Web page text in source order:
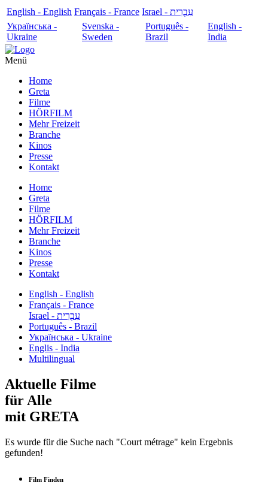
English - English Français - France
עִבְרִית - Israel
Українська -
Ukraine
Svenska -
Sweden
Português -
Brazil
English -
India
Menü
Home
Greta
Filme
HÖRFILM
Mehr Freizeit
Branche
Kinos
Presse
Kontakt
Home
Greta
Filme
HÖRFILM
Mehr Freizeit
Branche
Kinos
Presse
Kontakt
English - English
Français - France
עִבְרִית - Israel
Português - Brazil
Українська - Ukraine
Englis - India
Multilingual
Aktuelle Filme
für Alle
mit GRETA
Es wurde für die Suche nach "Court métrage" kein Ergebnis
gefunden!
Film Finden